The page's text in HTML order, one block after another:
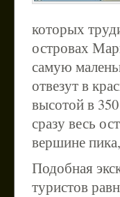
которых
островах
самую
отвезут в
высотой в
сразу весь
вершине
Подобная
туристов